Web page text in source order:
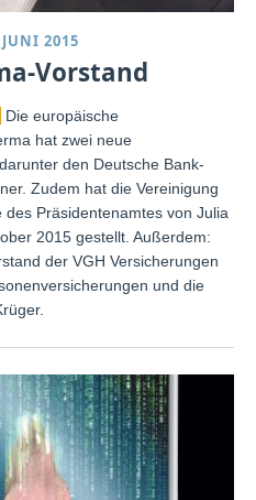
2015
Vorstand
Die europäische
hat zwei neue
den Deutsche Bank-
Zudem hat die Vereinigung
Präsidentenamtes von Julia
2015 gestellt. Außerdem:
der VGH Versicherungen
und die